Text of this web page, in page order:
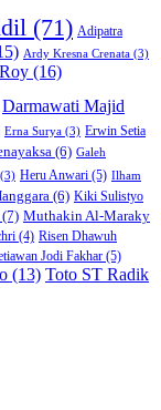
(71) Adipatra
Ardy Kresna Crenata (3)
(16)
Darmawati Majid
Erna Surya (3) Erwin Setia
(6) Galeh
(3) Heru Anwari (5) Ilham
(6) Kiki Sulistyo
(7) Muthakin Al-Maraky
(4) Risen Dhawuh
Jodi Fakhar (5)
(13) Toto ST Radik